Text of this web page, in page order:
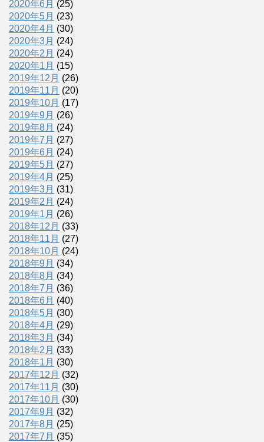
2020年6月 (25)
2020年5月 (23)
2020年4月 (30)
2020年3月 (24)
2020年2月 (24)
2020年1月 (15)
2019年12月 (26)
2019年11月 (20)
2019年10月 (17)
2019年9月 (26)
2019年8月 (24)
2019年7月 (27)
2019年6月 (24)
2019年5月 (27)
2019年4月 (25)
2019年3月 (31)
2019年2月 (24)
2019年1月 (26)
2018年12月 (33)
2018年11月 (27)
2018年10月 (24)
2018年9月 (34)
2018年8月 (34)
2018年7月 (36)
2018年6月 (40)
2018年5月 (30)
2018年4月 (29)
2018年3月 (34)
2018年2月 (33)
2018年1月 (30)
2017年12月 (32)
2017年11月 (30)
2017年10月 (30)
2017年9月 (32)
2017年8月 (25)
2017年7月 (35)